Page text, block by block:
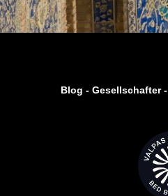
Blog -Gesellschafter-